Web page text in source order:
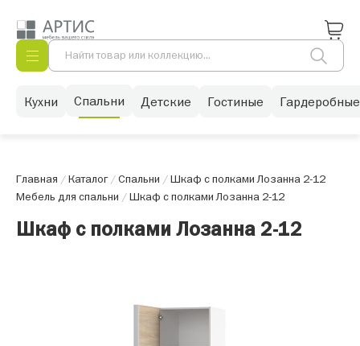
Кухни Спальни Детские Гостиные Гардеробные
Главная /Каталог/Спальни /Шкаф с полками Лозанна 2-12
Мебель для спальни /Шкаф с полками Лозанна 2-12
Шкаф с полками Лозанна 2-12